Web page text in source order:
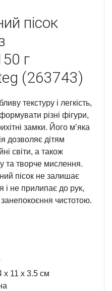
пісок
г
(263743)
текстуру і легкість,
різні фігури,
замки. Його мʼяка
дозволяє дітям
світи, а також
та творче мислення.
пісок не залишає
і не прилипає до рук,
чистотою.
x 11 x 3.5 см